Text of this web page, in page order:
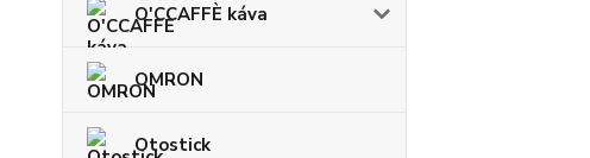
O'CCAFFÈ káva
OMRON
Otostick